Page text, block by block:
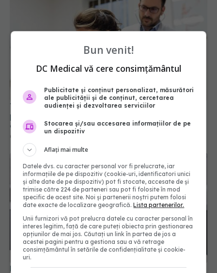
Tusea seacă persistentă poate ascunde o
problemă cardiacă. Semnalul de alarmă explicat
de un medic cardiolog
03 iul 2026, 21:02
Moment emoționant la SANADOR: copiii salvați de
chirurgia pe cord s-au întors la medicii care le-au
schimbat viața
Bun venit!
DC Medical vă cere consimțământul
Publicitate și conținut personalizat, măsurători
ale publicității și de conținut, cercetarea
audienței și dezvoltarea serviciilor
Stocarea și/sau accesarea informațiilor de pe
un dispozitiv
Aflați mai multe
Datele dvs. cu caracter personal vor fi prelucrate, iar
informațiile de pe dispozitiv (cookie-uri, identificatori unici
și alte date de pe dispozitiv) pot fi stocate, accesate de și
trimise către 224 de parteneri sau pot fi folosite în mod
specific de acest site. Noi și partenerii noștri putem folosi
date exacte de localizare geografică.Lista partenerilor.
Unii furnizori vă pot prelucra datele cu caracter personal în
interes legitim, față de care puteți obiecta prin gestionarea
opțiunilor de mai jos. Căutați un link în partea de jos a
acestei pagini pentru a gestiona sau a vă retrage
consimțământul în setările de confidențialitate și cookie-
uri.